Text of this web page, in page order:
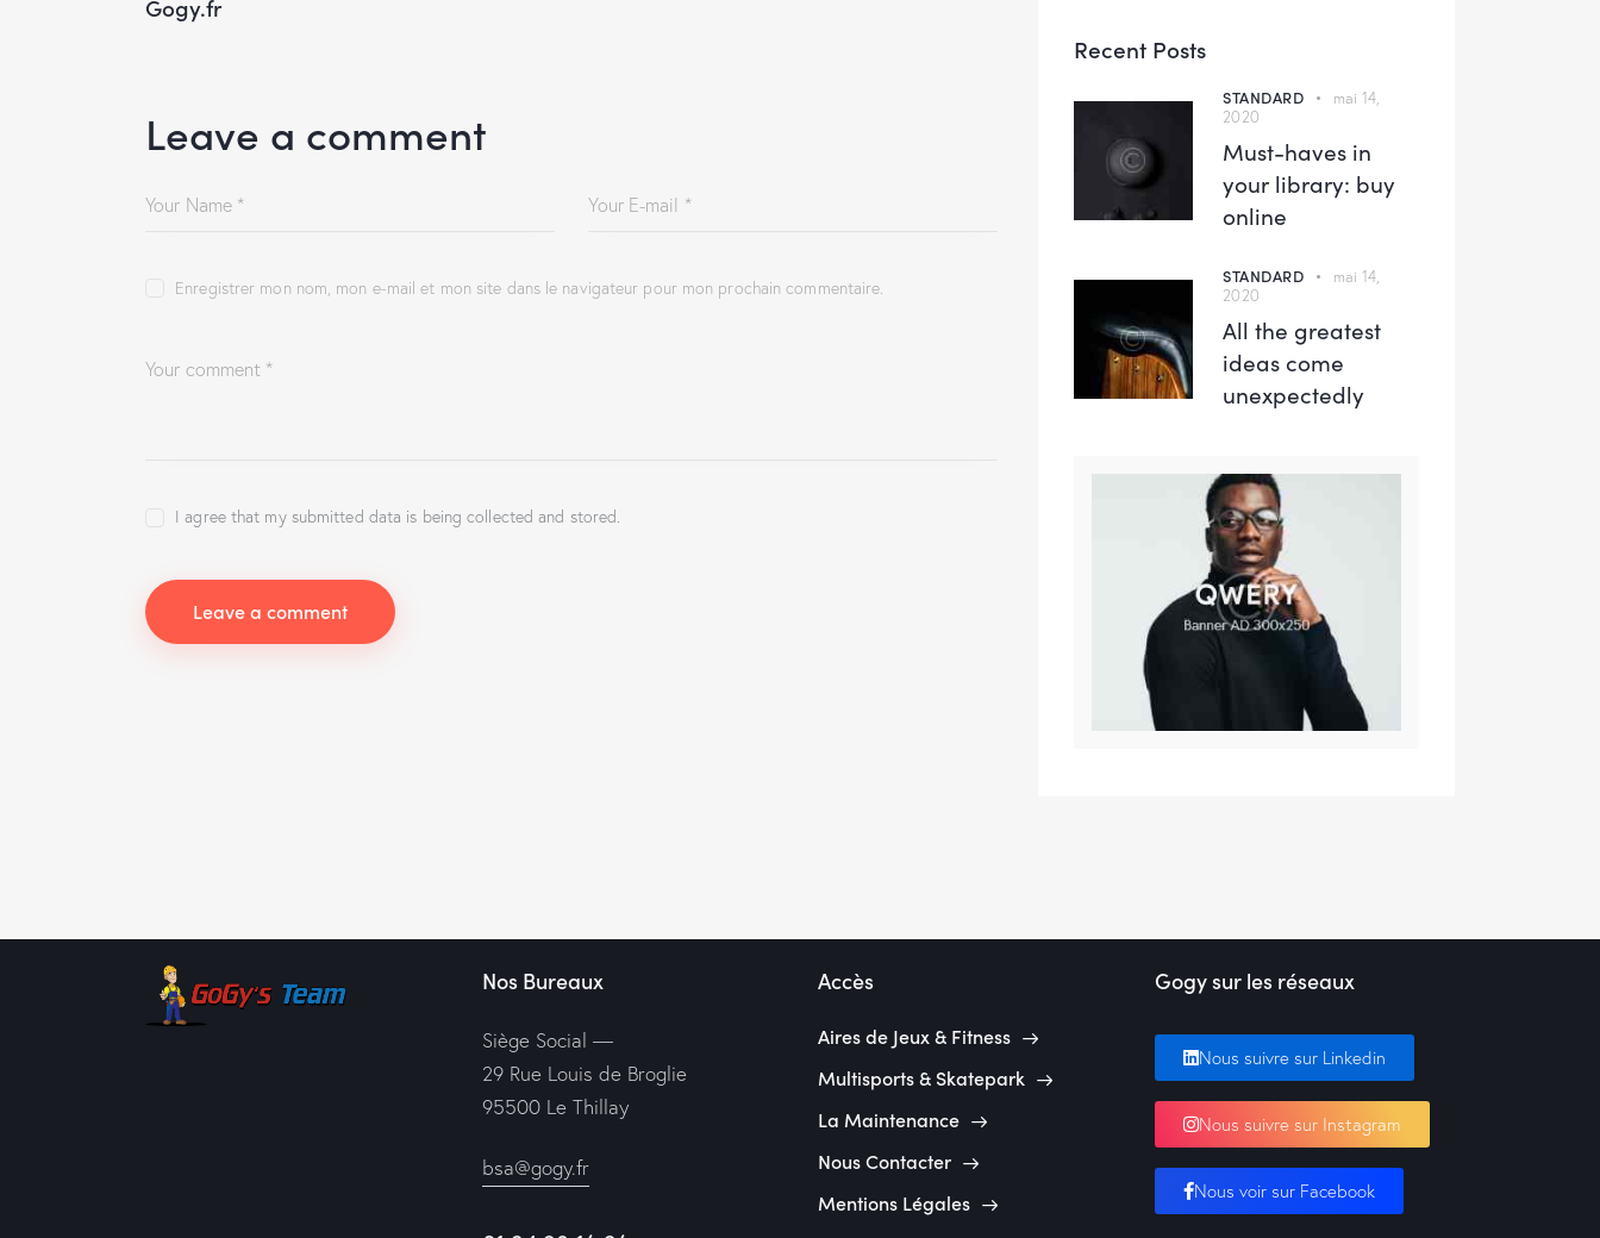
Gogy.fr
Leave a comment
Enregistrer mon nom, mon e-mail et mon site dans le navigateur pour mon prochain commentaire.
I agree that my submitted data is being collected and stored.
Recent Posts
STANDARD
mai 14,
2020
Must-haves in
your library: buy
online
STANDARD
mai 14,
2020
All the greatest
ideas come
unexpectedly
Nos Bureaux
Siège Social —
29 Rue Louis de Broglie
95500 Le Thillay
bsa@gogy.fr
Accès
Aires de Jeux & Fitness
Multisports & Skatepark
La Maintenance
Nous Contacter
Mentions Légales
Gogy sur les réseaux
Nous suivre sur Linkedin
Nous suivre sur Instagram
Nous voir sur Facebook